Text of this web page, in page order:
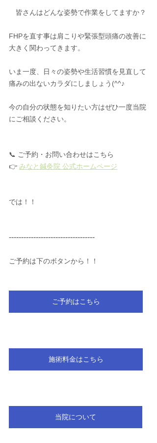
皆さんはどんな姿勢で作業をしてますか？
FHPを直す事は肩こりや緊張型頭痛の改善に
大きく関わってきます。
いま一度、日々の姿勢や生活習慣を見直して
痛みの出ないカラダにしましょう(^^♪
今の自分の状態を知りたい方はぜひ一度当院
にご相談ください。
📞 ご予約・お問い合わせはこちら
👉 みなと鍼灸院 公式ホームページ
では！！
-----------------------------------
ご予約は下のボタンから！！
ご予約はこちら
施術料金はこちら
当院について